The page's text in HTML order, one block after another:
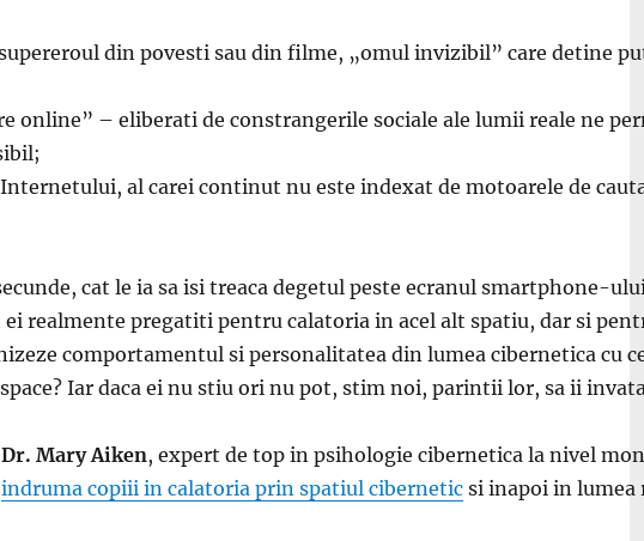
din povesti sau din filme, „omul invizibil” care detine
online” – eliberati de constrangerile sociale ale lumii reale ne
Internetului, al carei continut nu este indexat de motoarele de
cat le ia sa isi treaca degetul peste ecranul smartphone-
realmente pregatiti pentru calatoria in acel alt spatiu, dar si
comportamentul si personalitatea din lumea cibernetica cu
Iar daca ei nu stiu ori nu pot, stim noi, parintii lor, sa ii
Dr. Mary Aiken, expert de top in psihologie cibernetica la nivel
indruma copiii in calatoria prin spatiul ciberneticsi inapoi in lumea